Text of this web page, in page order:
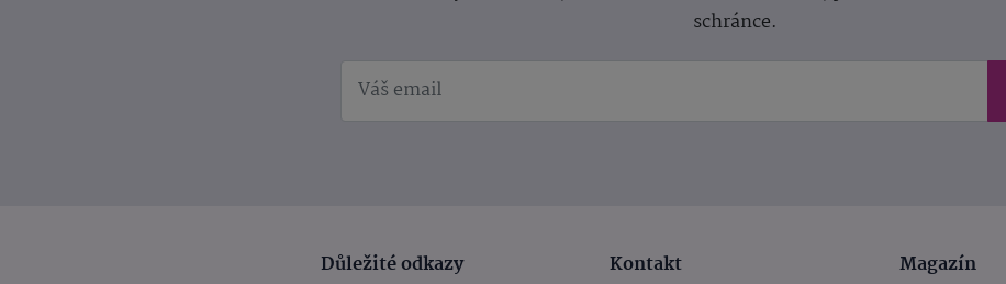
schránce.
Důležité odkazy
Kontakt
Magazín